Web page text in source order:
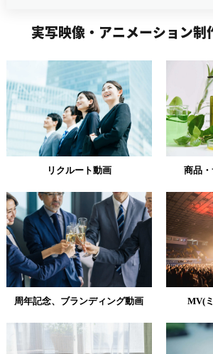
実写映像・アニメーション制
リクルート動画 商品
周年記念、ブランディング動画 MV(